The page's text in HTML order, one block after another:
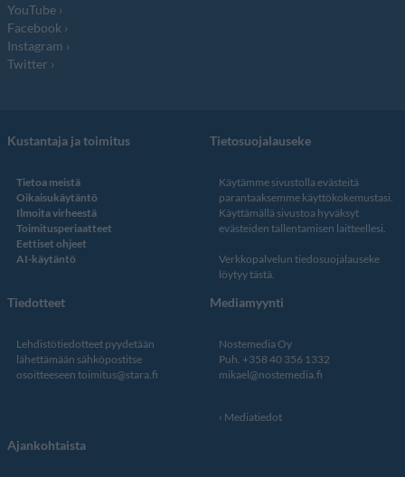
YouTube
Facebook
Instagram
Twitter
Kustantaja ja toimitus
Tietoa meistä
Oikaisukäytäntö
Ilmoita virheestä
Toimitusperiaatteet
Eettiset ohjeet
AI-käytäntö
Tietosuojalauseke
Käytämme sivustolla evästeitä
parantaaksemme käyttökokemustasi.
Käyttämällä sivustoa hyväksyt
evästeiden tallentamisen laitteellesi.
Verkkopalvelun tiedosuojalauseke
löytyy tästä.
Tiedotteet
Lehdistötiedotteet pyydetään
lähettämään sähköpostitse
osoitteeseen toimitus@stara.fi
Mediamyynti
Nostemedia Oy
Puh. +358 40 356 1332
mikael@nostemedia.fi
Mediatiedot
Ajankohtaista